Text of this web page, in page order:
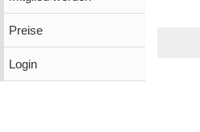
Preise
Login